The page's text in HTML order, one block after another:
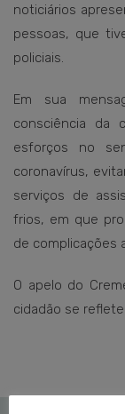
noticiários
pessoas, que
policiais.
Em sua
consciência da
esforços no
coronavírus,
serviços de
frios, em que
de complicações
O apelo do
cidadão se